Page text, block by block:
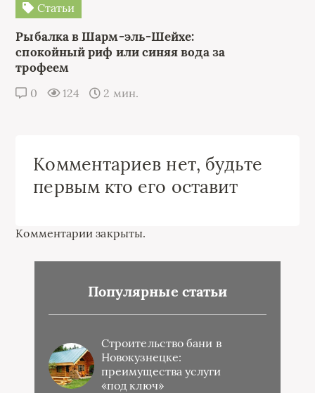
Статьи
Рыбалка в Шарм-эль-Шейхе:
спокойный риф или синяя вода за
трофеем
0 124 2 мин.
Комментариев нет, будьте
первым кто его оставит
Комментарии закрыты.
Популярные статьи
Строительство бани в
Новокузнецке:
преимущества услуги
«под ключ»